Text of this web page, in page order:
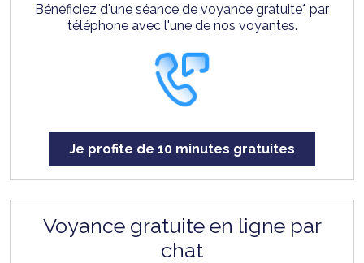
Bénéficiez d'une séance de voyance gratuite* par
téléphone avec l'une de nos voyantes.
Je profite de 10 minutes gratuites
Voyance gratuite en ligne par
chat